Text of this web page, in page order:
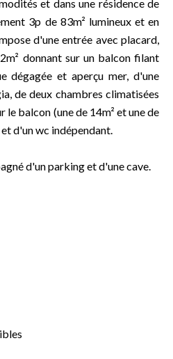
et dans une résidence de
3p de 83m² lumineux et en
d'une entrée avec placard,
donnant sur un balcon filant
dégagée et aperçu mer, d'une
de deux chambres climatisées
le balcon (une de 14m² et une de
d'un wc indépendant.
d'un parking et d'une cave.